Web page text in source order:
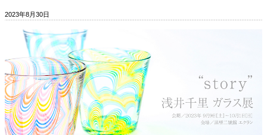
2023年8月30日